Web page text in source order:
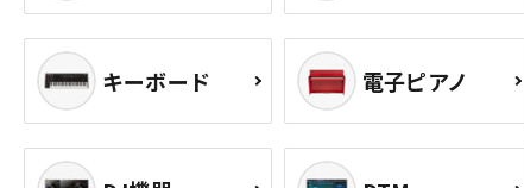
キーボード 電子ピアノ